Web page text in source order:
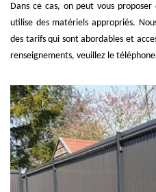
Dans ce cas, on peut vous
utilise des matériels appropriés.
des tarifs qui sont abordables et
renseignements, veuillez le